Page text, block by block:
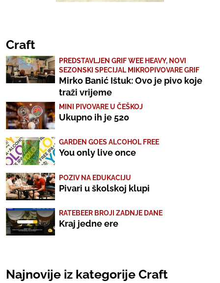
Craft
PREDSTAVLJEN GRIF WEE HEAVY, NOVI
SEZONSKI SPECIJAL MIKROPIVOVARE GRIF
Mirko Banić Ištuk: Ovo je pivo koje
traži vrijeme
MINI PIVOVARE U ČEŠKOJ
Ukupno ih je 520
GARDEN GOES ALCOHOL FREE
You only live once
POZIV NA EDUKACIJU
Pivari u školskoj klupi
RATEBEER BROJI ZADNJE DANE
Kraj jedne ere
Najnovije iz kategorije Craft